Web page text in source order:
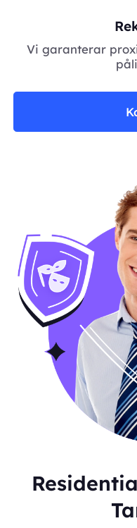
Vi garanterar